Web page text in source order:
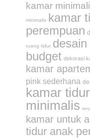
kamar
minimalis kamar
perempuan
ruang tidur
budget dekorasi
kamar
pink sederhana
kamar
minimalis
kamar untuk
tidur anak